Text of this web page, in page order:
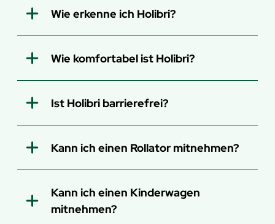
Wie erkenne ich Holibri?
Wie komfortabel ist Holibri?
Ist Holibri barrierefrei?
Kann ich einen Rollator mitnehmen?
Kann ich einen Kinderwagen
mitnehmen?